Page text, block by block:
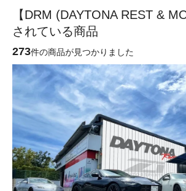
【DRM (DAYTONA REST &
されている商品
273件の商品が見つかりました